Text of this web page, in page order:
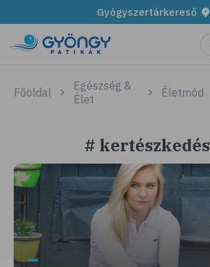
Gyógyszertárkereső
Főoldal
Egészség &
Élet
Életmód
# kertészkedés